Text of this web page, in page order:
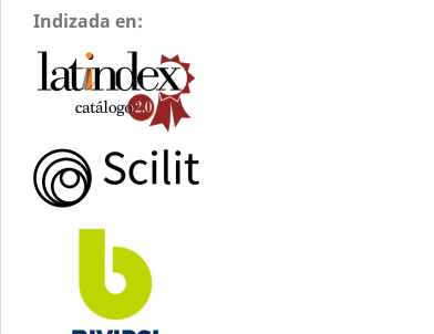
Indizada en: